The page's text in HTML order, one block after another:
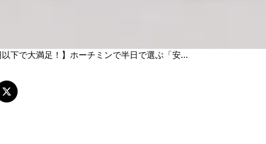
以下で大満足！】ホーチミンで半日で選ぶ「安...